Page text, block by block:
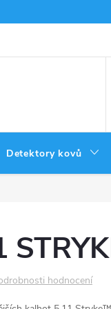
Detektory kovů
hodnocení